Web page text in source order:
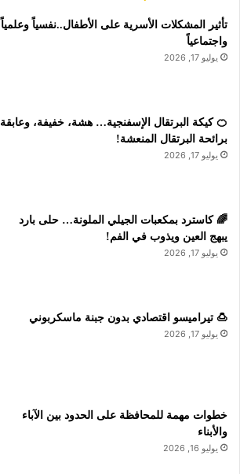
تأثير المشكلات الأسرية على الأطفال..نفسياً وعلمياً
واجتماعياً
يوليو 17, 2026
🍊 كيكة البرتقال الإسفنجية… هشة، خفيفة، وعابقة
برائحة البرتقال المنعشة!
يوليو 17, 2026
🌈 كاسترد بمكعبات الجيلي الملونة… حلى بارد
يبهج العين ويذوب في الفم!
يوليو 17, 2026
🍮 تيراميسو اقتصادي بدون جبنة ماسكربوني
يوليو 17, 2026
خطوات مهمة للمحافظة على الحدود بين الآباء
والأبناء
يوليو 16, 2026